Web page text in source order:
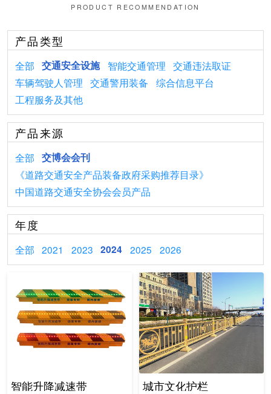
PRODUCT RECOMMENDATION
产品类型
全部 交通安全设施 智能交通管理
交通违法取证
车辆驾驶人管理
交通警用装备
综合信息平台
工程服务及其他
产品来源
全部
交博会会刊
《道路交通安全产品装备政府采购推荐目录》
中国道路交通安全协会会员产品
年度
全部 2021 2023 2024 2025 2026
智能升降减速带 城市文化护栏